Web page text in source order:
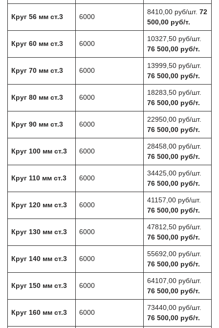
Круг 56 мм ст.3 6000
8410,00 руб/шт. 72
500,00 руб/т.
Круг 60 мм ст.3 6000
10327,50 руб/шт.
76 500,00 руб/т.
Круг 70 мм ст.3 6000
13999,50 руб/шт.
76 500,00 руб/т.
Круг 80 мм ст.3 6000
18283,50 руб/шт.
76 500,00 руб/т.
Круг 90 мм ст.3 6000
22950,00 руб/шт.
76 500,00 руб/т.
Круг 100 мм ст.3 6000
28458,00 руб/шт.
76 500,00 руб/т.
Круг 110 мм ст.3 6000
34425,00 руб/шт.
76 500,00 руб/т.
Круг 120 мм ст.3 6000
41157,00 руб/шт.
76 500,00 руб/т.
Круг 130 мм ст.3 6000
47812,50 руб/шт.
76 500,00 руб/т.
Круг 140 мм ст.3 6000
55692,00 руб/шт.
76 500,00 руб/т.
Круг 150 мм ст.3 6000
64107,00 руб/шт.
76 500,00 руб/т.
Круг 160 мм ст.3 6000
73440,00 руб/шт.
76 500,00 руб/т.